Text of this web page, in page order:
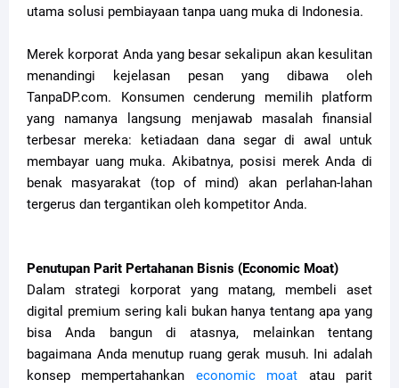
utama solusi pembiayaan tanpa uang muka di Indonesia.
Merek korporat Anda yang besar sekalipun akan kesulitan
menandingi kejelasan pesan yang dibawa oleh
TanpaDP.com. Konsumen cenderung memilih platform
yang namanya langsung menjawab masalah finansial
terbesar mereka: ketiadaan dana segar di awal untuk
membayar uang muka. Akibatnya, posisi merek Anda di
benak masyarakat (top of mind) akan perlahan-lahan
tergerus dan tergantikan oleh kompetitor Anda.
Penutupan Parit Pertahanan Bisnis (Economic Moat)
Dalam strategi korporat yang matang, membeli aset
digital premium sering kali bukan hanya tentang apa yang
bisa Anda bangun di atasnya, melainkan tentang
bagaimana Anda menutup ruang gerak musuh. Ini adalah
konsep mempertahankan economic moat atau parit